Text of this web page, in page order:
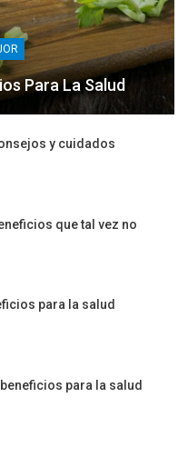
Para La Salud
y cuidados
que tal vez no
para la salud
para la salud